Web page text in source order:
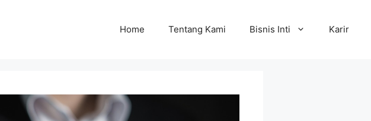
Home Tentang Kami Bisnis Inti Karir